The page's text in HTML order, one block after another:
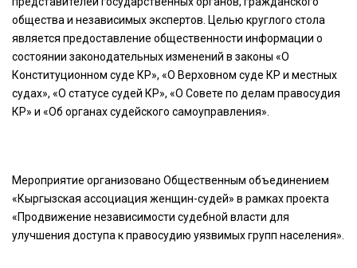
общества и независимых экспертов. Целью круглого стола
является предоставление общественности информации о
состоянии законодательных изменений в законы «О
Конституционном суде КР», «О Верховном суде КР и местных
судах», «О статусе судей КР», «О Совете по делам правосудия
КР» и «Об органах судейского самоуправления».
Мероприятие организовано Общественным объединением
«Кыргызская ассоциация женщин-судей» в рамках проекта
«Продвижение независимости судебной власти для
улучшения доступа к правосудию уязвимых групп населения».